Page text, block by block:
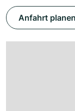
Anfahrt planen